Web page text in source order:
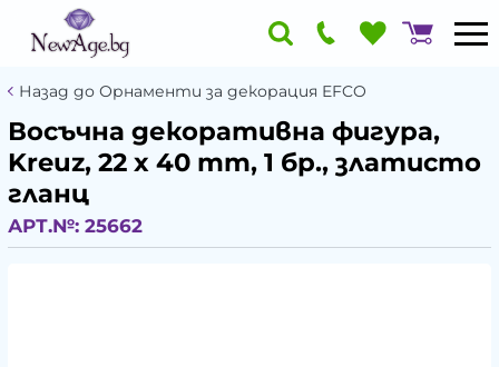
Назад до Орнаменти за декорация EFCO
Восъчна декоративна фигура,
Kreuz, 22 x 40 mm, 1 бр., златисто
гланц
АРТ.№: 25662